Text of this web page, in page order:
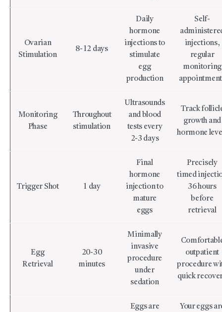
Ovarian
Stimulation
8-12 days
Daily
hormone
injections to
stimulate
egg
production
Self-
injections,
regular
monitoring
Monitoring
Phase
Throughout
stimulation
Ultrasounds
and blood
tests every
2-3 days
Track
growth and
hormone
Trigger Shot 1 day
Final
hormone
injection to
mature
eggs
Precisely
timed
36 hours
before
retrieval
Egg
Retrieval
20-30
minutes
Minimally
invasive
procedure
under
sedation
outpatient
procedure
quick
Eggs are
Your eggs